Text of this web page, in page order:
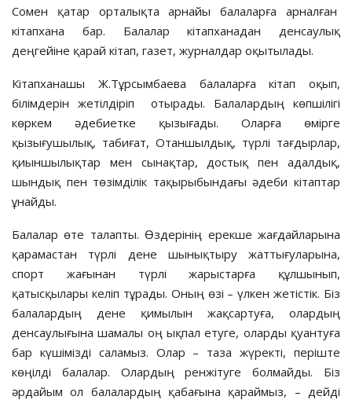
Сомен қатар орталықта арнайы балаларға арналған
кітапхана бар. Балалар кітапханадан денсаулық
деңгейіне қарай кітап, газет, журналдар оқытылады.
Кітапханашы Ж.Тұрсымбаева балаларға кітап оқып,
білімдерін жетілдіріп отырады. Балалардың көпшілігі
көркем әдебиетке қызығады. Оларға өмірге
қызығушылық, табиғат, Отаншылдық, түрлі тағдырлар,
қиыншылықтар мен сынақтар, достық пен адалдық,
шындық пен төзімділік тақырыбындағы әдеби кітаптар
ұнайды.
Балалар өте талапты. Өздерінің ерекше жағдайларына
қарамастан түрлі дене шынықтыру жаттығуларына,
спорт жағынан түрлі жарыстарға құлшынып,
қатысқылары келіп тұрады. Оның өзі – үлкен жетістік. Біз
балалардың дене қимылын жақсартуға, олардың
денсаулығына шамалы оң ықпал етуге, оларды қуантуға
бар күшімізді саламыз. Олар – таза жүректі, періште
көңілді балалар. Олардың ренжітуге болмайды. Біз
әрдайым ол балалардың қабағына қараймыз, – дейді